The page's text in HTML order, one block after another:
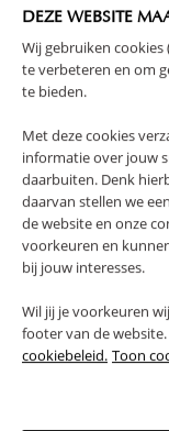
DEZE WEBSITE
Wij gebruiken
te verbeteren en om
te bieden.
Met deze cookies
informatie over jouw
daarbuiten. Denk
daarvan stellen we
de website en onze
voorkeuren en
bij jouw interesses.
Wil jij je voorkeuren
footer van de
cookiebeleid. Toon
PLUS- EN
RETOUREN
VAAK